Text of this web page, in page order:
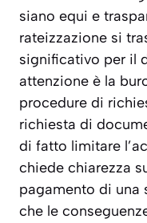
siano equi e
rateizzazione si
significativo per il
attenzione è la
procedure di
richiesta di
di fatto limitare
chiede chiarezza
pagamento di una
che le